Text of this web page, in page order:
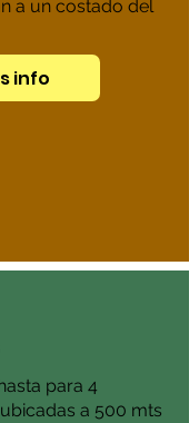
a un costado del
info
para 4
a 500 mts